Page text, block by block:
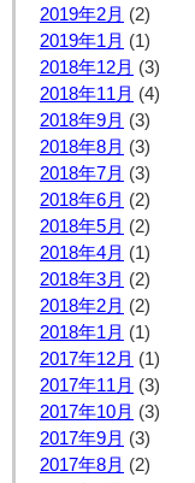
2019年2月 (2)
2019年1月 (1)
2018年12月 (3)
2018年11月 (4)
2018年9月 (3)
2018年8月 (3)
2018年7月 (3)
2018年6月 (2)
2018年5月 (2)
2018年4月 (1)
2018年3月 (2)
2018年2月 (2)
2018年1月 (1)
2017年12月 (1)
2017年11月 (3)
2017年10月 (3)
2017年9月 (3)
2017年8月 (2)